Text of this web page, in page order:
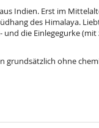
Indien. Erst im
des Himalaya.
und die Einlegegurke
grundsätzlich ohne